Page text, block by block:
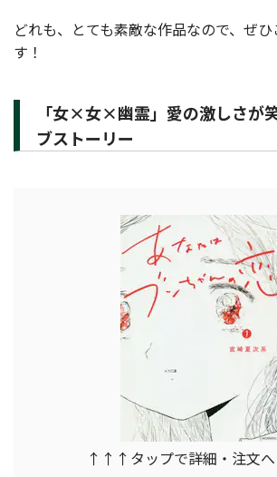
どれも、とても素敵な作品なので、ぜ
す！
「女×女×幽霊」愛の激しさが
ブストーリー
↑↑↑タップで詳細・注文